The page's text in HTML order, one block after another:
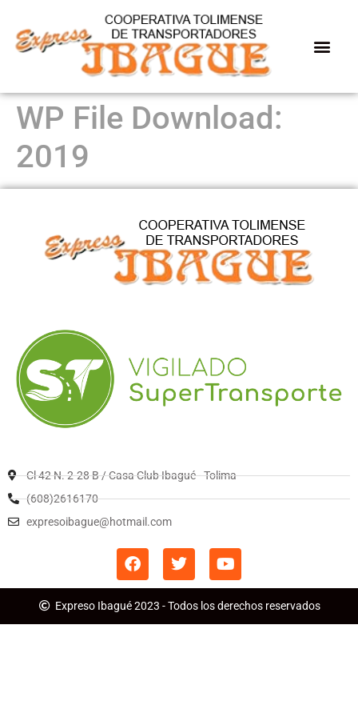
WP File Download:
2019
Cl 42 N. 2-28 B / Casa Club Ibagué - Tolima
(608)2616170
expresoibague@hotmail.com
Expreso Ibagué 2023 - Todos los derechos reservados